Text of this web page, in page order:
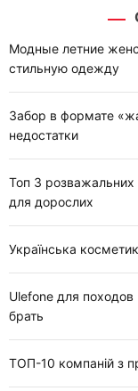
:Модные летние
стильную одежду
Забор в формате
недостатки
Топ 3 розважальних
для дорослих
Українська
Ulefone для
брать
ТОП-10 компаній з